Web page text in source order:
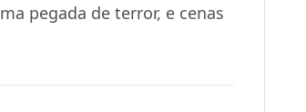
pegada de terror, e cenas